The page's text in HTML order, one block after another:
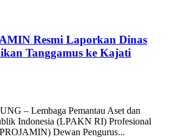
Resmi Laporkan Dinas
Tanggamus ke Kajati
– Lembaga Pemantau Aset dan
Indonesia (LPAKN RI) Profesional
Dewan Pengurus...